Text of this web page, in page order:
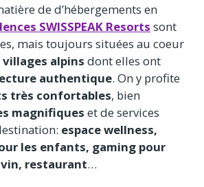
de d’hébergements en
SWISSPEAK Resorts sont
mais toujours situées au coeur
villages alpins dont elles ont
authentique. On y profite
très confortables, bien
magnifiques et de services
espace wellness,
les enfants, gaming pour
vin, restaurant…